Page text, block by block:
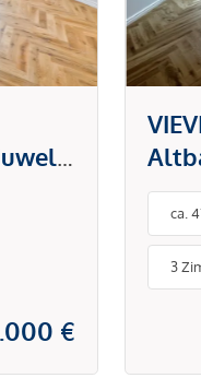
€
mit
ca.
3